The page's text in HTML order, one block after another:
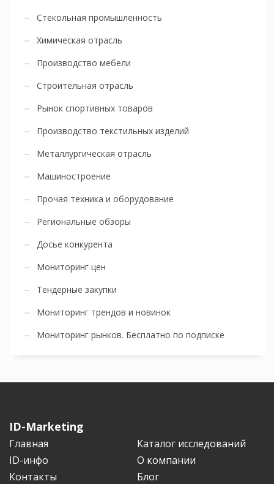
Стекольная промышленность
Химическая отрасль
Производство мебели
Строительная отрасль
Рынок спортивных товаров
Производство текстильных изделий
Металлургическая отрасль
Машиностроение
Прочая техника и оборудование
Региональные обзоры
Досье конкурента
Мониторинг цен
Тендерные закупки
Мониторинг трендов и новинок
Мониторинг рынков. Бесплатно по подписке
ID-Marketing
Главная
Каталог исследований
ID-инфо
О компании
Контакты
Блог